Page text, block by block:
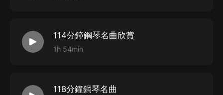
114分鐘鋼琴名曲欣賞
1h 54min
118分鐘鋼琴名曲